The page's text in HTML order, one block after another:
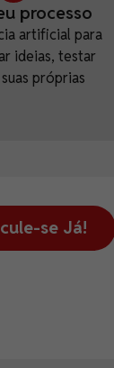
processo
artificial para
ideias, testar
próprias
se Já!